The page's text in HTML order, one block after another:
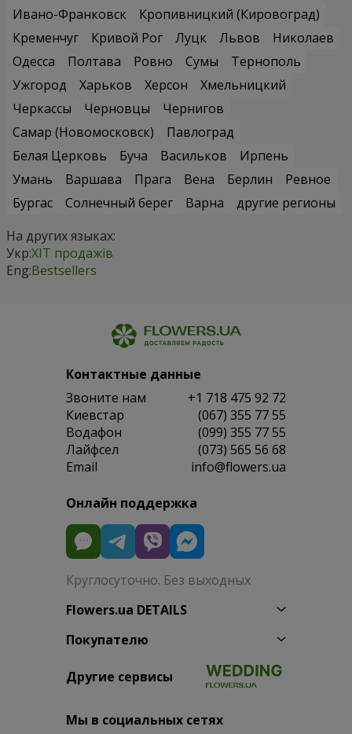
Ивано-Франковск
Кропивницкий (Кировоград)
Кременчуг
Кривой Рог Луцк Львов
Николаев
Одесса
Полтава Ровно Сумы
Тернополь
Ужгород
Харьков Херсон
Хмельницкий
Черкассы
Черновцы
Чернигов
Самар (Новомосковск)
Павлоград
Белая Церковь
Буча Васильков
Ирпень
Умань
Варшава Прага Вена Берлин
Ревное
Бургас
Солнечный берег Варна
другие регионы
На других языках:
Укр:ХІТ продажів
Eng:Bestsellers
Контактные данные
Звоните нам
+1 718 475 92 72
Киевстар
(067) 355 77 55
Водафон
(099) 355 77 55
Лайфсел
(073) 565 56 68
Email
info@flowers.ua
Онлайн поддержка
Круглосуточно. Без выходных
Flowers.ua DETAILS
Покупателю
Другие сервисы
Мы в социальных сетях